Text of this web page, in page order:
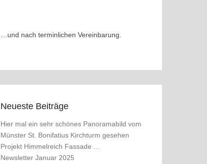
…und nach terminlichen Vereinbarung.
Neueste Beiträge
Hier mal ein sehr schönes Panoramabild vom
Münster St. Bonifatius Kirchturm gesehen
Projekt Himmelreich Fassade …
Newsletter Januar 2025